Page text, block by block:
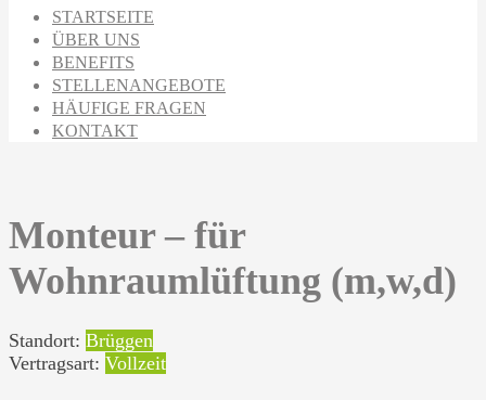
STARTSEITE
ÜBER UNS
BENEFITS
STELLEN­ANGEBOTE
HÄUFIGE FRAGEN
KONTAKT
Monteur – für
Wohnraumlüftung (m,w,d)
Standort: Brüggen
Vertragsart: Vollzeit